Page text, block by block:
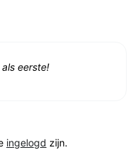
eerste!
ingelogd zijn.